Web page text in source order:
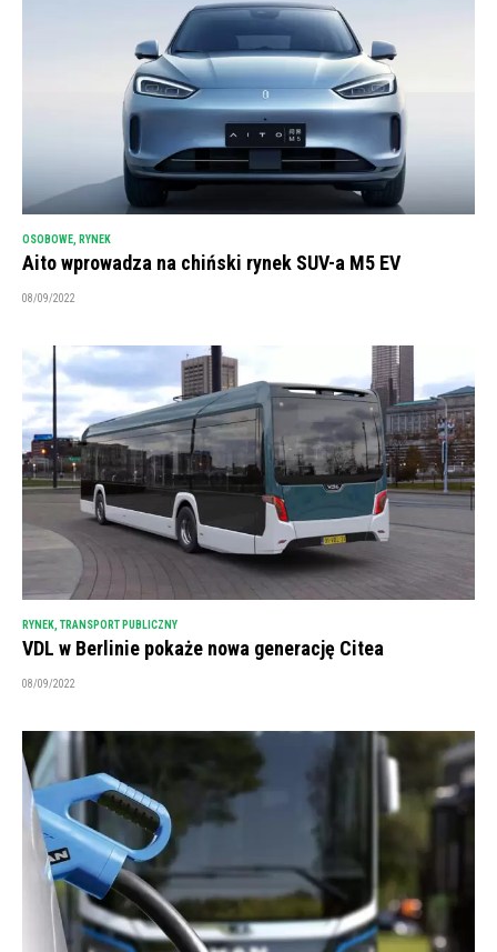
OSOBOWE RYNEK
Aito wprowadza na chiński rynek SUV-a M5 EV
08/09/2022
RYNEK, TRANSPORT PUBLICZNY
VDL w Berlinie pokaże nowa generację Citea
08/09/2022